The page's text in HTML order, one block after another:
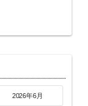
2026年6月